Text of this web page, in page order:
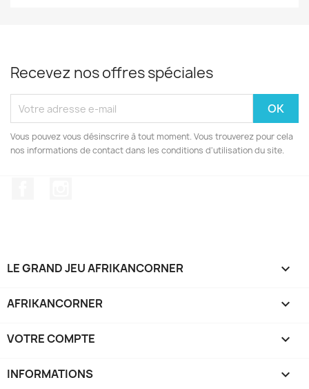
Recevez nos offres spéciales
Vous pouvez vous désinscrire à tout moment. Vous trouverez pour cela
nos informations de contact dans les conditions d'utilisation du site.
LE GRAND JEU AFRIKANCORNER 
AFRIKANCORNER 
VOTRE COMPTE 
INFORMATIONS keyboard_arrow_down